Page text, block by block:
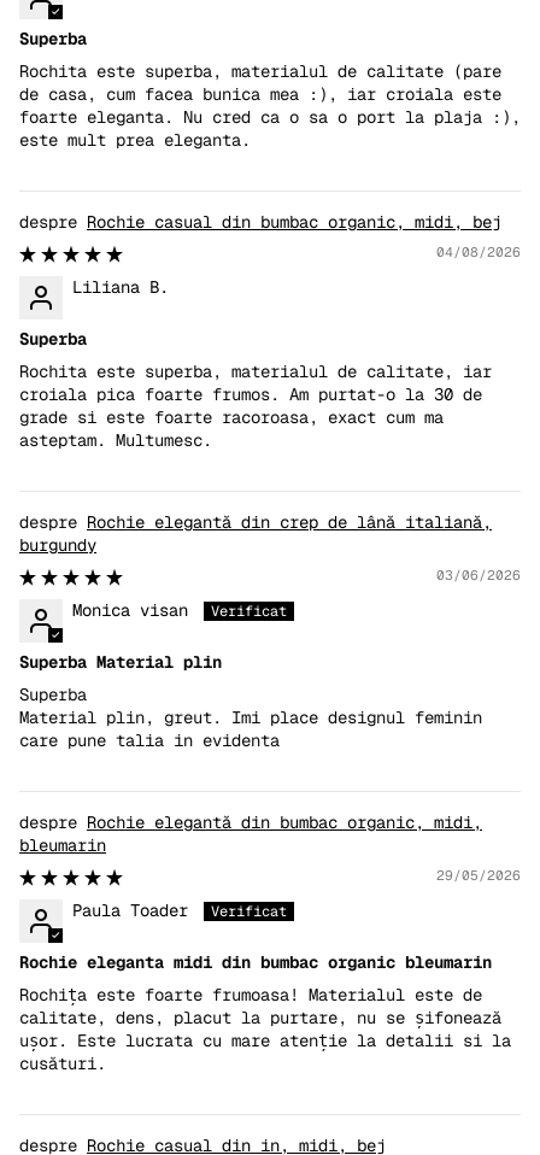
Superba
Rochita este superba, materialul de calitate (pare
de casa, cum facea bunica mea :), iar croiala este
foarte eleganta. Nu cred ca o sa o port la plaja :),
este mult prea eleganta.
Rochie casual din bumbac organic, midi, bej
04/08/2026
Liliana B.
Superba
Rochita este superba, materialul de calitate, iar
croiala pica foarte frumos. Am purtat-o la 30 de
grade si este foarte racoroasa, exact cum ma
asteptam. Multumesc.
Rochie elegantă din crep de lână italiană,
burgundy
03/06/2026
Monica visan
Superba Material plin
Superba
Material plin, greut. Imi place designul feminin
care pune talia in evidenta
Rochie elegantă din bumbac organic, midi,
bleumarin
29/05/2026
Paula Toader
Rochie eleganta midi din bumbac organic bleumarin
Rochița este foarte frumoasa! Materialul este de
calitate, dens, placut la purtare, nu se șifonează
ușor. Este lucrata cu mare atenție la detalii si la
cusături.
Rochie casual din in, midi, bej